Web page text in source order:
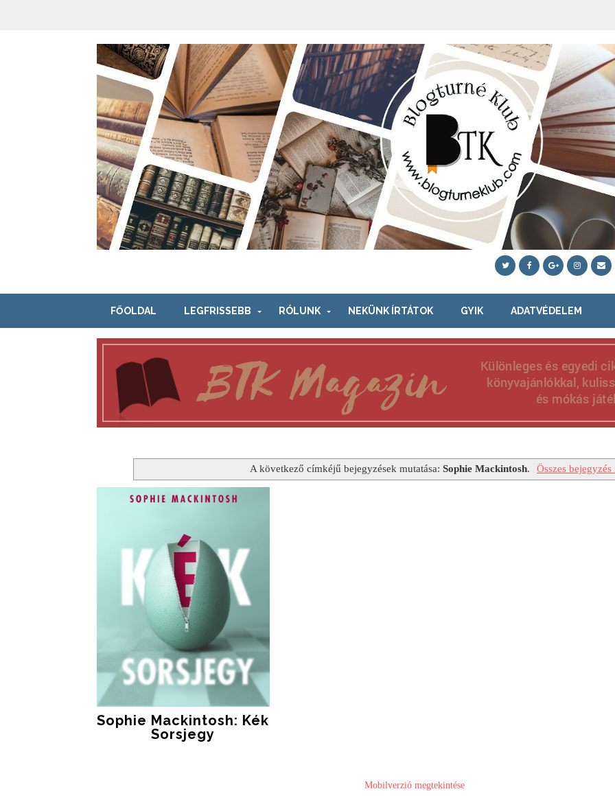
FŐOLDAL LEGFRISSEBB RÓLUNK NEKÜNK ÍRTÁTOK GYIK ADATVÉDELEM
A következő címkéjű bejegyzések mutatása: Sophie Mackintosh. Összes
Sophie Mackintosh: Kék
Sorsjegy
Mobilverzió megtekintése